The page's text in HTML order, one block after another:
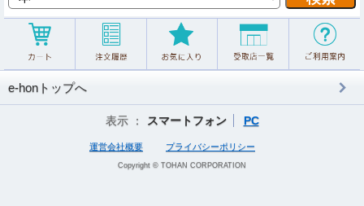
e-honトップへ
表示 ： スマートフォン PC
運営会社概要 プライバシーポリシー
Copyright © TOHAN CORPORATION